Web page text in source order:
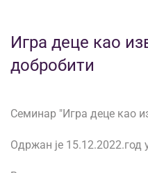
Игра деце као
добробити
Семинар "Игра деце као
Одржан је 15.12.2022.год